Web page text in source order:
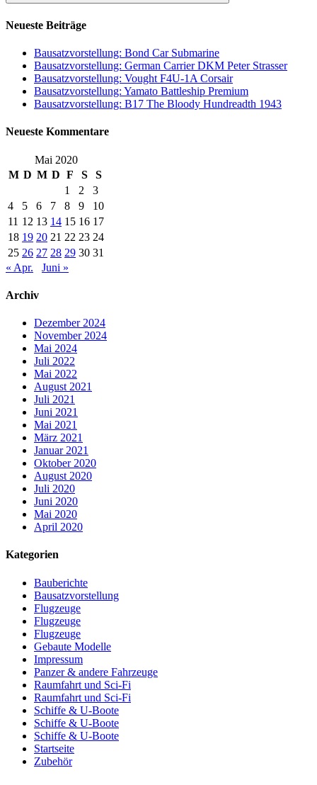
Suchen
Neueste Beiträge
Bausatzvorstellung: Bond Car Submarine
Bausatzvorstellung: German Carrier DKM Peter Strasser
Bausatzvorstellung: Vought F4U-1A Corsair
Bausatzvorstellung: Yamato Battleship Premium
Bausatzvorstellung: B17 The Bloody Hundreadth 1943
Neueste Kommentare
Mai 2020
M D M D F S
S
1
2
3
4
5 6 7 8 9
10
11 12 13 14 15 16 17
18 19 20 21 22 23 24
25 26 27 28 29 30 31
« Apr.
Juni »
Archiv
Dezember 2024
November 2024
Mai 2024
Juli 2022
Mai 2022
August 2021
Juli 2021
Juni 2021
Mai 2021
März 2021
Januar 2021
Oktober 2020
August 2020
Juli 2020
Juni 2020
Mai 2020
April 2020
Kategorien
Bauberichte
Bausatzvorstellung
Flugzeuge
Flugzeuge
Flugzeuge
Gebaute Modelle
Impressum
Panzer & andere Fahrzeuge
Raumfahrt und Sci-Fi
Raumfahrt und Sci-Fi
Schiffe & U-Boote
Schiffe & U-Boote
Schiffe & U-Boote
Startseite
Zubehör